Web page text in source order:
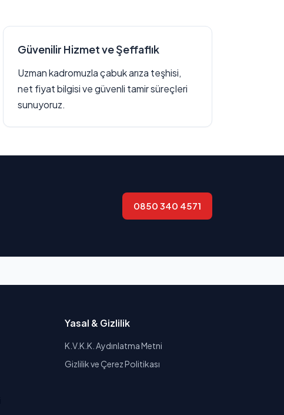
Güvenilir Hizmet ve Şeffaflık
Uzman kadromuzla çabuk arıza teşhisi,
net fiyat bilgisi ve güvenli tamir süreçleri
sunuyoruz.
0850 340 4571
Yasal & Gizlilik
K.V.K.K. Aydınlatma Metni
Gizlilik ve Çerez Politikası